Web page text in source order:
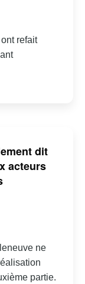
refait
dit
acteurs
ne
partie.